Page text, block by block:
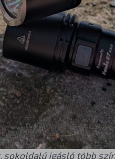
sokoldalú igásló több